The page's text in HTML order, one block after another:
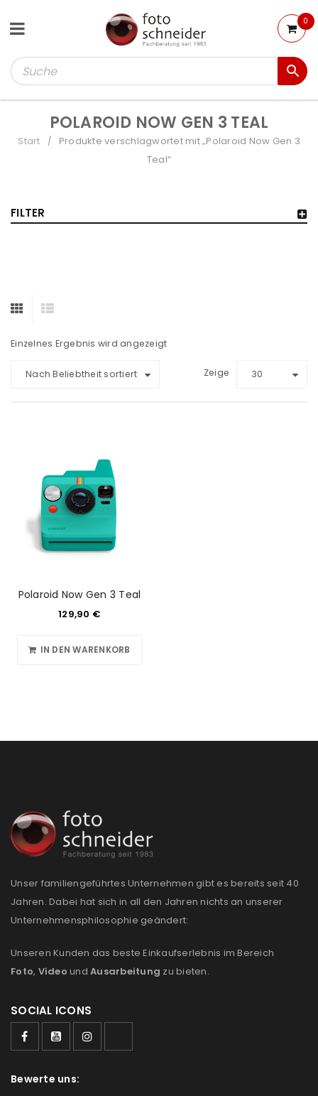
ANMELDEN
0
POLAROID NOW GEN 3 TEAL
Start /
Produkte verschlagwortet mit „Polaroid Now Gen 3
Teal“
FILTER
Einzelnes Ergebnis wird angezeigt
Nach Beliebtheit sortiert Zeige 30
Polaroid Now Gen 3 Teal
129,90 €
IN DEN WARENKORB
Unser familiengeführtes Unternehmen gibt es bereits seit 40
Jahren. Dabei hat sich in all den Jahren nichts an unserer
Unternehmensphilosophie geändert:
Unseren Kunden das beste Einkaufserlebnis im Bereich
Foto, Video und Ausarbeitung zu bieten.
SOCIAL ICONS
Bewerte uns: